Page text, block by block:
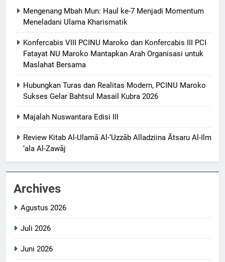
Mengenang Mbah Mun: Haul ke-7 Menjadi Momentum
Meneladani Ulama Kharismatik
Konfercabis VIII PCINU Maroko dan Konfercabis III PCI
Fatayat NU Maroko Mantapkan Arah Organisasi untuk
Maslahat Bersama
Hubungkan Turas dan Realitas Modern, PCINU Maroko
Sukses Gelar Bahtsul Masail Kubra 2026
Majalah Nuswantara Edisi III
Review Kitab Al-Ulamā Al-‘Uzzāb Alladziina Ātsaru Al-Ilm
‘ala Al-Zawāj
Archives
Agustus 2026
Juli 2026
Juni 2026